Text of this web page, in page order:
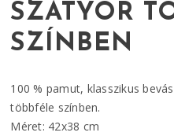
SZATYOR
SZÍNBEN
100 % pamut, klasszikus
többféle színben.
Méret: 42x38 cm